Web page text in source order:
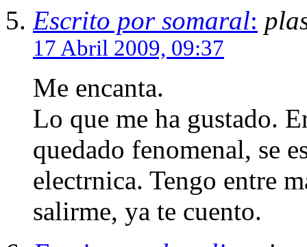
Escrito por somaral:
17 Abril 2009, 09:37
Me encanta.
Lo que me ha gustado.
quedado fenomenal, se
electrnica. Tengo entre
salirme, ya te cuento.